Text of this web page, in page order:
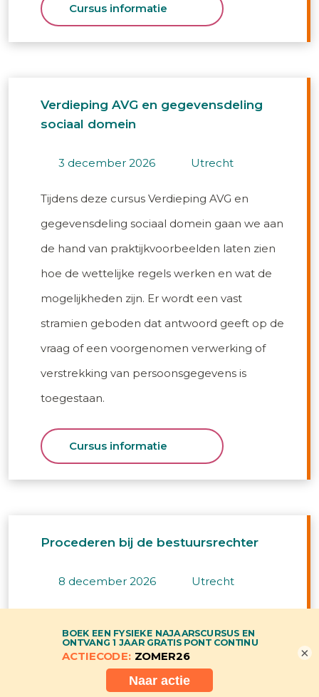
Cursus informatie
Verdieping AVG en gegevensdeling
sociaal domein
3 december 2026 utrecht
Tijdens deze cursus Verdieping AVG en
gegevensdeling sociaal domein gaan we aan
de hand van praktijkvoorbeelden laten zien
hoe de wettelijke regels werken en wat de
mogelijkheden zijn. Er wordt een vast
stramien geboden dat antwoord geeft op de
vraag of een voorgenomen verwerking of
verstrekking van persoonsgegevens is
toegestaan.
Cursus informatie
Procederen bij de bestuursrechter
8 december 2026 utrecht
kun je leren. Procederen is een discipline
waar kennis, vaardigheden en ‘mores’ het
succes van een procedure beïnvloeden. Een
×